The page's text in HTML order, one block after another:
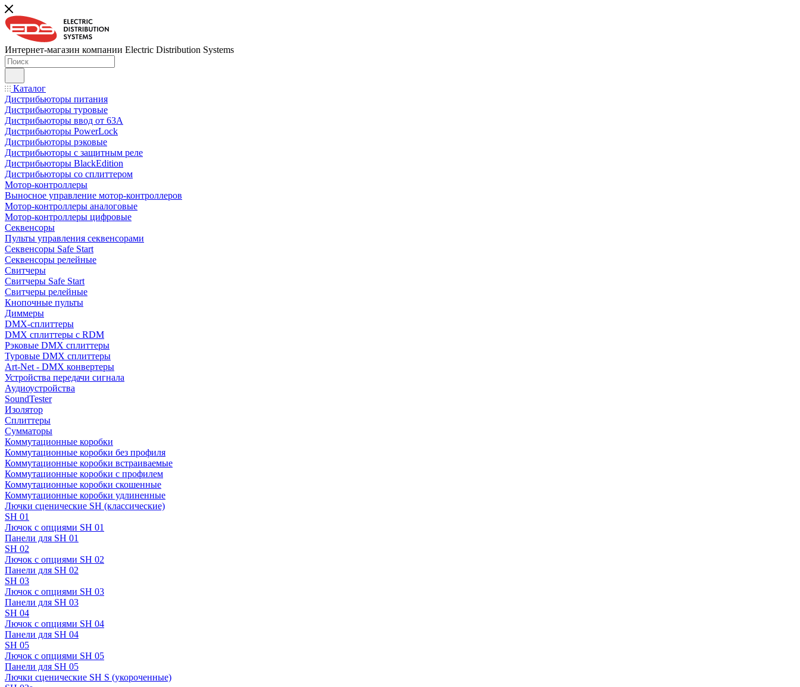
Интернет-магазин компании Electric Distribution Systems
Каталог
Дистрибьюторы питания
Дистрибьюторы туровые
Дистрибьюторы ввод от 63A
Дистрибьюторы PowerLock
Дистрибьюторы рэковые
Дистрибьюторы с защитным реле
Дистрибьюторы BlackEdition
Дистрибьюторы со сплиттером
Мотор-контроллеры
Выносное управление мотор-контроллеров
Мотор-контроллеры аналоговые
Мотор-контроллеры цифровые
Секвенсоры
Пульты управления секвенсорами
Секвенсоры Safe Start
Секвенсоры релейные
Свитчеры
Свитчеры Safe Start
Свитчеры релейные
Кнопочные пульты
Диммеры
DMX-сплиттеры
DMX сплиттеры с RDM
Рэковые DMX сплиттеры
Туровые DMX сплиттеры
Art-Net - DMX конвертеры
Устройства передачи сигнала
Аудиоустройства
SoundTester
Изолятор
Сплиттеры
Сумматоры
Коммутационные коробки
Коммутационные коробки без профиля
Коммутационные коробки встраиваемые
Коммутационные коробки с профилем
Коммутационные коробки скошенные
Коммутационные коробки удлиненные
Лючки сценические SH (классические)
SH 01
Лючок с опциями SH 01
Панели для SH 01
SH 02
Лючок с опциями SH 02
Панели для SH 02
SH 03
Лючок с опциями SH 03
Панели для SH 03
SH 04
Лючок с опциями SH 04
Панели для SH 04
SH 05
Лючок с опциями SH 05
Панели для SH 05
Лючки сценические SH S (укороченные)